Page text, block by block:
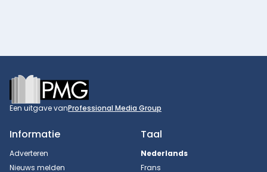
Footer
Een uitgave vanProfessional Media Group
Informatie
Adverteren
Nieuws melden
Taal
Nederlands
Frans